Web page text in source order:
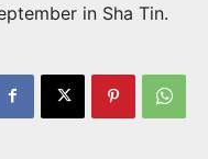
in Sha Tin.